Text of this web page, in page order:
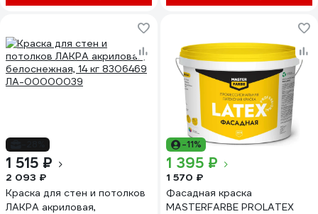
1 515 ₽
2 093 ₽
Краска для стен и потолков
ЛАКРА акриловая,
-11%
1 395 ₽
1 570 ₽
Фасадная краска
MASTERFARBE PROLATEX